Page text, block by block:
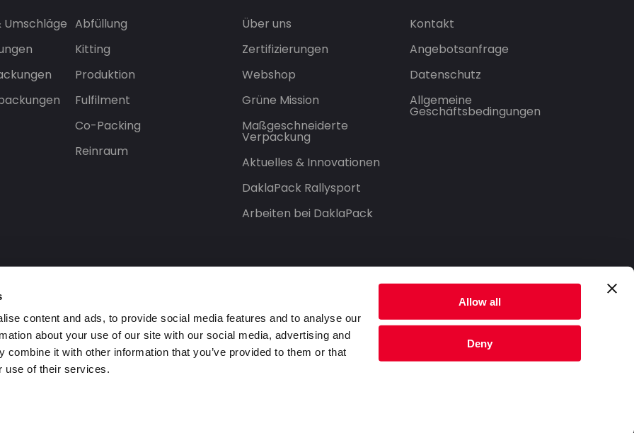
content and ads, to provide social media features and to analyse our
about your use of our site with our social media, advertising and
combine it with other information that you’ve provided to them or that
use of their services.
Allow all
Deny
Abfüllung
Kitting
Produktion
Fulfilment
Co-Packing
Reinraum
Über uns
Zertifizierungen
Webshop
Grüne Mission
Maßgeschneiderte
Verpackung
Aktuelles & Innovationen
DaklaPack Rallysport
Arbeiten bei DaklaPack
Kontakt
Angebotsanfrage
Datenschutz
Allgemeine
Geschäftsbedingungen